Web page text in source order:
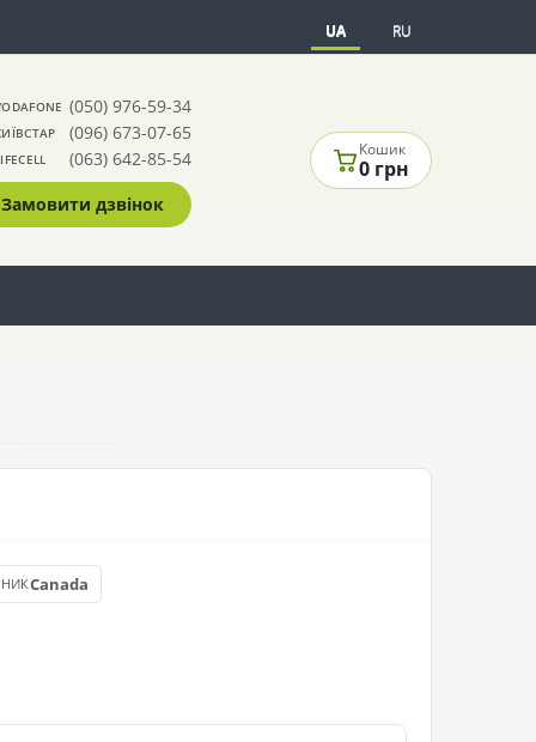
UA RU
(050) 976-59-34
(096) 673-07-65
(063) 642-85-54
Замовити дзвінок
Кошик
0 грн
Canada